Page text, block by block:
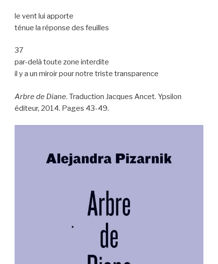
le vent lui apporte
ténue la réponse des feuilles
37
par-delà toute zone interdite
il y a un miroir pour notre triste transparence
Arbre de Diane. Traduction Jacques Ancet. Ypsilon
éditeur, 2014. Pages 43-49.